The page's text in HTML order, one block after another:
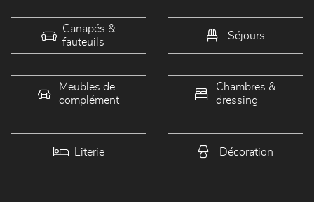
Canapés &
fauteuils
Séjours
Meubles de
complément
Chambres &
dressing
Literie Décoration